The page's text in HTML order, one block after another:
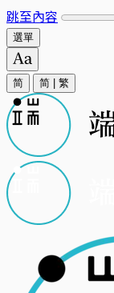
跳至內容
選單
简 简 繁